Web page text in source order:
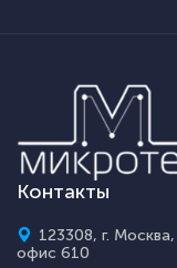
Контакты
123308, г.
офис 610